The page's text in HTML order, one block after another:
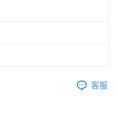
客服